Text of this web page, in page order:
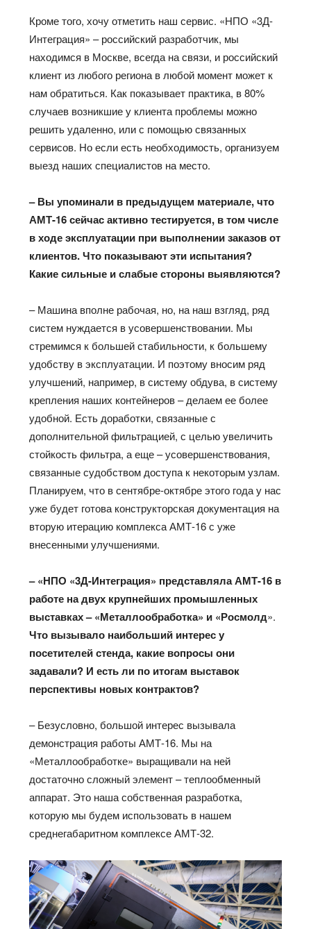
Кроме того, хочу отметить наш сервис. «НПО «3Д-
Интеграция» – российский разработчик, мы
находимся в Москве, всегда на связи, и российский
клиент из любого региона в любой момент может к
нам обратиться. Как показывает практика, в 80%
случаев возникшие у клиента проблемы можно
решить удаленно, или с помощью связанных
сервисов. Но если есть необходимость, организуем
выезд наших специалистов на место.
– Вы упоминали в предыдущем материале, что
АМТ-16 сейчас активно тестируется, в том числе
в ходе эксплуатации при выполнении заказов от
клиентов. Что показывают эти испытания?
Какие сильные и слабые стороны выявляются?
– Машина вполне рабочая, но, на наш взгляд, ряд
систем нуждается в усовершенствовании. Мы
стремимся к большей стабильности, к большему
удобству в эксплуатации. И поэтому вносим ряд
улучшений, например, в систему обдува, в систему
крепления наших контейнеров – делаем ее более
удобной. Есть доработки, связанные с
дополнительной фильтрацией, с целью увеличить
стойкость фильтра, а еще – усовершенствования,
связанные судобством доступа к некоторым узлам.
Планируем, что в сентябре-октябре этого года у нас
уже будет готова конструкторская документация на
вторую итерацию комплекса АМТ-16 с уже
внесенными улучшениями.
– «НПО «3Д-Интеграция» представляла АМТ-16 в
работе на двух крупнейших промышленных
выставках – «Металлообработка» и «Росмолд».
Что вызывало наибольший интерес у
посетителей стенда, какие вопросы они
задавали? И есть ли по итогам выставок
перспективы новых контрактов?
– Безусловно, большой интерес вызывала
демонстрация работы АМТ-16. Мы на
«Металлообработке» выращивали на ней
достаточно сложный элемент – теплообменный
аппарат. Это наша собственная разработка,
которую мы будем использовать в нашем
среднегабаритном комплексе АМТ-32.